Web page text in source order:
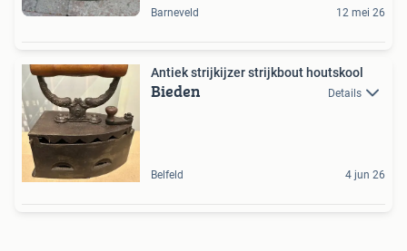
Barneveld 12 mei 26
Antiek strijkijzer strijkbout houtskool
Bieden Details
Belfeld 4 jun 26